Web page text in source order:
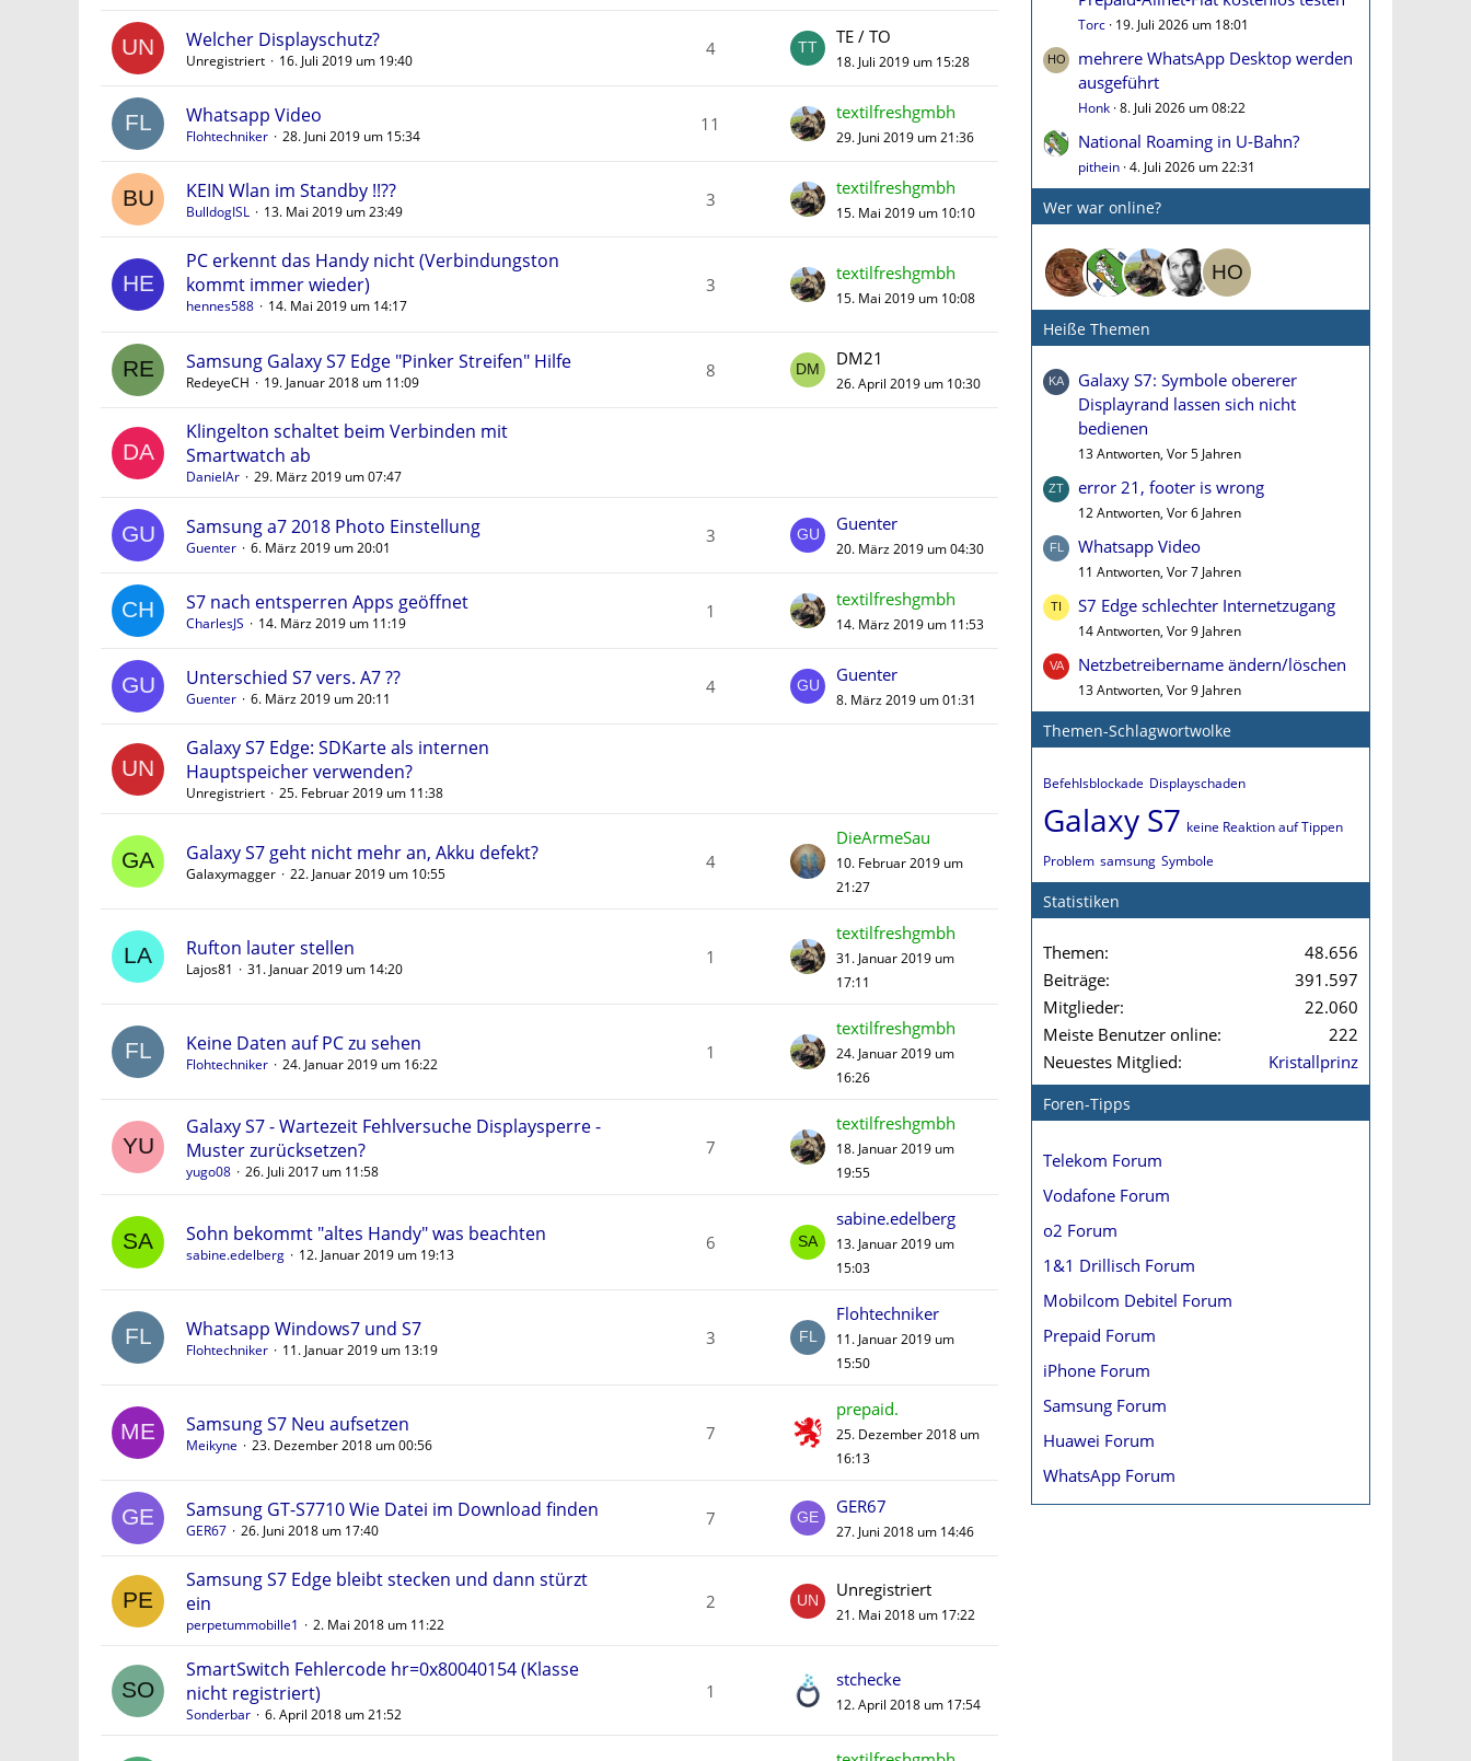
Welcher Displayschutz?
Unregistriert 16. Juli 2019 um 19:40
4
TE / TO
18. Juli 2019 um 15:28
Whatsapp Video
Flohtechniker 28. Juni 2019 um 15:34
11
textilfreshgmbh
29. Juni 2019 um 21:36
KEIN Wlan im Standby !!??
BulldogISL 13. Mai 2019 um 23:49
3
textilfreshgmbh
15. Mai 2019 um 10:10
PC erkennt das Handy nicht (Verbindungston
kommt immer wieder)
hennes588 14. Mai 2019 um 14:17
3
textilfreshgmbh
15. Mai 2019 um 10:08
Samsung Galaxy S7 Edge "Pinker Streifen" Hilfe
RedeyeCH 19. Januar 2018 um 11:09
8
DM21
26. April 2019 um 10:30
Klingelton schaltet beim Verbinden mit
Smartwatch ab
DanielAr 29. März 2019 um 07:47
Samsung a7 2018 Photo Einstellung
Guenter 6. März 2019 um 20:01
3
Guenter
20. März 2019 um 04:30
S7 nach entsperren Apps geöffnet
CharlesJS 14. März 2019 um 11:19
1
textilfreshgmbh
14. März 2019 um 11:53
Unterschied S7 vers. A7 ??
Guenter 6. März 2019 um 20:11
4
Guenter
8. März 2019 um 01:31
Galaxy S7 Edge: SDKarte als internen
Hauptspeicher verwenden?
Unregistriert 25. Februar 2019 um 11:38
Galaxy S7 geht nicht mehr an, Akku defekt?
Galaxymagger 22. Januar 2019 um 10:55
4
DieArmeSau
10. Februar 2019 um
21:27
Rufton lauter stellen
Lajos81 31. Januar 2019 um 14:20
1
textilfreshgmbh
31. Januar 2019 um
17:11
Keine Daten auf PC zu sehen
Flohtechniker 24. Januar 2019 um 16:22
1
textilfreshgmbh
24. Januar 2019 um
16:26
Galaxy S7 - Wartezeit Fehlversuche Displaysperre -
Muster zurücksetzen?
yugo08 26. Juli 2017 um 11:58
7
textilfreshgmbh
18. Januar 2019 um
19:55
Sohn bekommt "altes Handy" was beachten
sabine.edelberg 12. Januar 2019 um 19:13
6
sabine.edelberg
13. Januar 2019 um
15:03
Whatsapp Windows7 und S7
Flohtechniker 11. Januar 2019 um 13:19
3
Flohtechniker
11. Januar 2019 um
15:50
Samsung S7 Neu aufsetzen
Meikyne 23. Dezember 2018 um 00:56
7
prepaid.
25. Dezember 2018 um
16:13
Samsung GT-S7710 Wie Datei im Download finden
GER67 26. Juni 2018 um 17:40
7
GER67
27. Juni 2018 um 14:46
Samsung S7 Edge bleibt stecken und dann stürzt
ein
perpetummobille1 2. Mai 2018 um 11:22
2
Unregistriert
21. Mai 2018 um 17:22
SmartSwitch Fehlercode hr=0x80040154 (Klasse
nicht registriert)
Sonderbar 6. April 2018 um 21:52
1
stchecke
12. April 2018 um 17:54
Torc 19. Juli 2026 um 18:01
mehrere WhatsApp Desktop werden
ausgeführt
Honk 8. Juli 2026 um 08:22
National Roaming in U-Bahn?
pithein 4. Juli 2026 um 22:31
Wer war online?
Heiße Themen
Galaxy S7: Symbole obererer
Displayrand lassen sich nicht
bedienen
13 Antworten, Vor 5 Jahren
error 21, footer is wrong
12 Antworten, Vor 6 Jahren
Whatsapp Video
11 Antworten, Vor 7 Jahren
S7 Edge schlechter Internetzugang
14 Antworten, Vor 9 Jahren
Netzbetreibername ändern/löschen
13 Antworten, Vor 9 Jahren
Themen-Schlagwortwolke
Befehlsblockade Displayschaden
Galaxy S7 keine Reaktion auf Tippen
Problem samsung Symbole
Statistiken
Themen
48.656
Beiträge
391.597
Mitglieder
22.060
Meiste Benutzer online
222
Neuestes Mitglied
Kristallprinz
Foren-Tipps
Telekom Forum
Vodafone Forum
o2 Forum
1&1 Drillisch Forum
Mobilcom Debitel Forum
Prepaid Forum
iPhone Forum
Samsung Forum
Huawei Forum
WhatsApp Forum